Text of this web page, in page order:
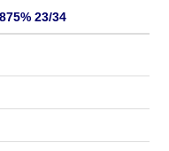
23/34